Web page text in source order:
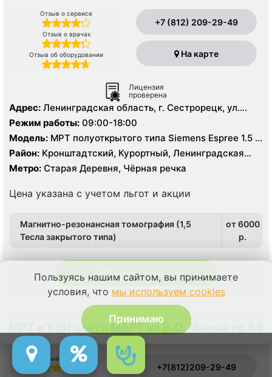
Отзыв о сервисе
Отзыв о врачах
Отзыв об оборудовании
+7 (812) 209-29-49
На карте
Лицензия
проверена
Адрес: Ленинградская область, г. Сестрорецк, ул.
Борисова д. 9
Режим работы: 09:00-18:00
Модель: МРТ полуоткрытого типа Siemens Espree 1.5 T,
МРТ Siemens Avanto 1.5 Т, КТ GE Revolution EVO 128
срезов, КТ Siemens Somatom Emotion 16 срезов
Район: Кронштадтский, Курортный, Ленинградская
область
Метро: Старая Деревня, Чёрная речка
Цена указана с учетом льгот и акции
Магнитно-резонансная томография (1,5
Тесла закрытого типа)
от 6000
p.
Онлайн запись
МРТ и УЗИ центр МАРТ на В.О. Малый пр 54
к 3
Отзыв о сервисе
+7(812)209-29-49
Пользуясь нашим сайтом, вы принимаете
условия, что мы используем cookies
Принимаю